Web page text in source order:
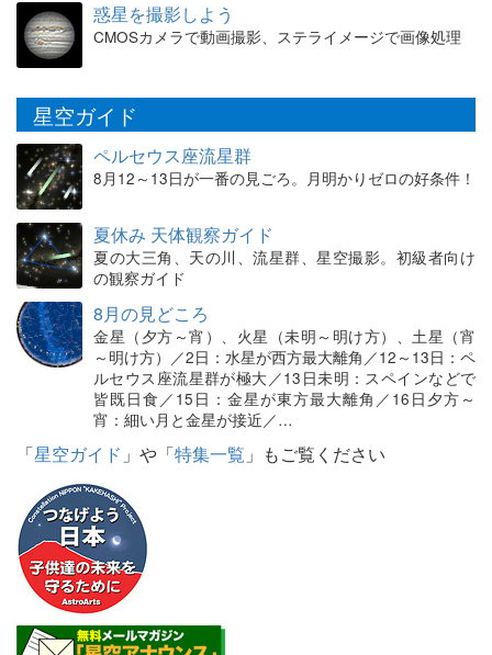
惑星を撮影しよう
CMOSカメラで動画撮影、ステライメージで画像処理
星空ガイド
ペルセウス座流星群
8月12～13日が一番の見ごろ。月明かりゼロの好条件！
夏休み 天体観察ガイド
夏の大三角、天の川、流星群、星空撮影。初級者向け
の観察ガイド
8月の見どころ
金星（夕方～宵）、火星（未明～明け方）、土星（宵
～明け方）／2日：水星が西方最大離角／12～13日：ペ
ルセウス座流星群が極大／13日未明：スペインなどで
皆既日食／15日：金星が東方最大離角／16日夕方～
宵：細い月と金星が接近／…
「星空ガイド 」や「特集一覧 」もご覧ください